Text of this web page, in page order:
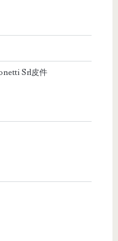
Srl皮件